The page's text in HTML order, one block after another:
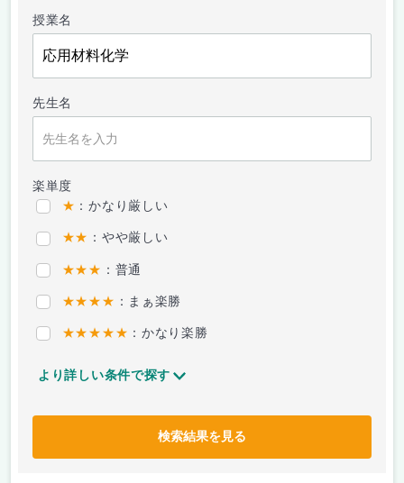
授業名
先生名
楽単度
★ ：かなり厳しい
★★ ：やや厳しい
★★★ ：普通
★★★★ ：まぁ楽勝
★★★★★ ：かなり楽勝
より詳しい条件で探す
検索結果を見る